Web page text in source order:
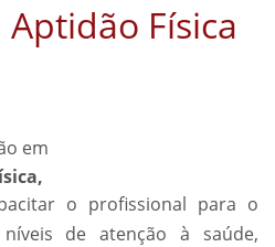
Física
em
o profissional para o
de atenção à saúde,